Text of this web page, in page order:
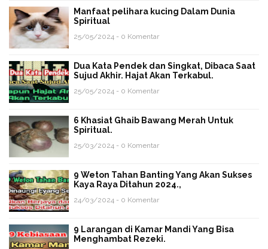
Manfaat pelihara kucing Dalam Dunia
Spiritual
25/05/2024 - 0 Komentar
Dua Kata Pendek dan Singkat, Dibaca Saat
Sujud Akhir. Hajat Akan Terkabul.
25/05/2024 - 0 Komentar
6 Khasiat Ghaib Bawang Merah Untuk
Spiritual.
25/03/2024 - 0 Komentar
9 Weton Tahan Banting Yang Akan Sukses
Kaya Raya Ditahun 2024.,
24/03/2024 - 0 Komentar
9 Larangan di Kamar Mandi Yang Bisa
Menghambat Rezeki.